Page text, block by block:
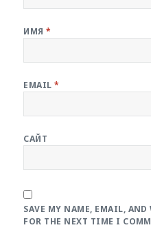
ИМЯ*
EMAIL*
САЙТ
SAVE MY NAME, EMAIL,
FOR THE NEXT TIME I